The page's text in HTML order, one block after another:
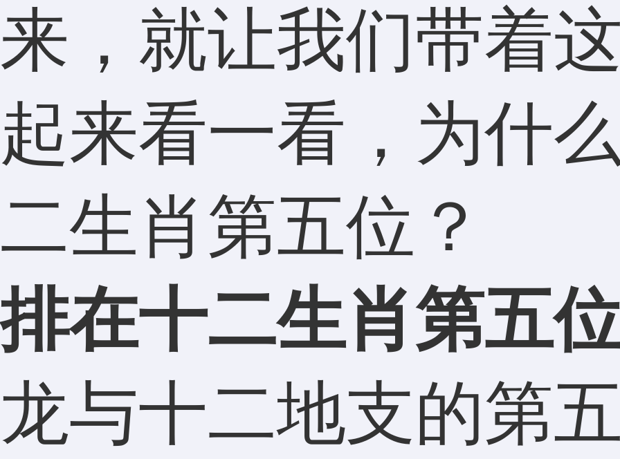
来，就让我们带着
起来看一看，为什
二生肖第五位？
排在十二生肖第五
龙与十二地支的第